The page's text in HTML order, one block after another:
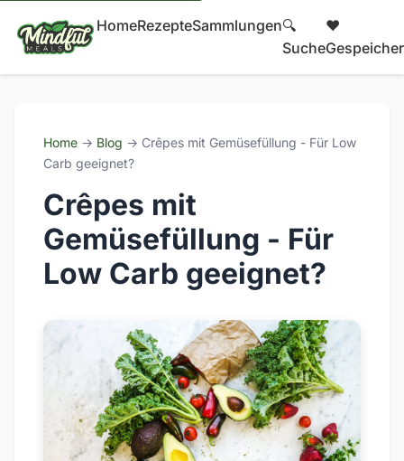
HomeRezepteSammlungen🔍
Suche
❤️
Home → Blog → Crêpes mit Gemüsefüllung - Für Low
Carb geeignet?
Crêpes mit
Gemüsefüllung - Für
Low Carb geeignet?